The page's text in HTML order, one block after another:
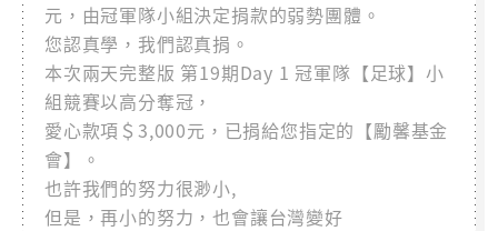
元，由冠軍隊小組決定捐款的弱勢團體。
您認真學，我們認真捐。
本次兩天完整版 第19期Day 1 冠軍隊【足球】小
組競賽以高分奪冠，
愛心款項＄3,000元，已捐給您指定的【勵馨基金
會】。
也許我們的努力很渺小,
但是，再小的努力，也會讓台灣變好